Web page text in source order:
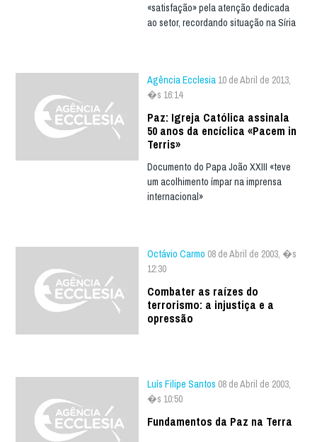
«satisfação» pela atenção dedicada
ao setor, recordando situação na Síria
Agência Ecclesia 10 de Abril de 2013,
�s 16:14
Paz: Igreja Católica assinala
50 anos da encíclica «Pacem in
Terris»
Documento do Papa João XXIII «teve
um acolhimento ímpar na imprensa
internacional»
Octávio Carmo 08 de Abril de 2003, �s
12:30
Combater as raízes do
terrorismo: a injustiça e a
opressão
Luís Filipe Santos 08 de Abril de 2003,
�s 10:50
Fundamentos da Paz na Terra